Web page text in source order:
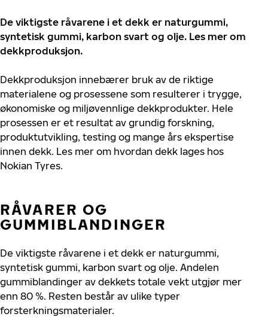
De viktigste råvarene i et dekk er naturgummi,
syntetisk gummi, karbon svart og olje. Les mer om
dekkproduksjon.
Dekkproduksjon innebærer bruk av de riktige
materialene og prosessene som resulterer i trygge,
økonomiske og miljøvennlige dekkprodukter. Hele
prosessen er et resultat av grundig forskning,
produktutvikling, testing og mange års ekspertise
innen dekk. Les mer om hvordan dekk lages hos
Nokian Tyres.
RÅVARER OG
GUMMIBLANDINGER
De viktigste råvarene i et dekk er naturgummi,
syntetisk gummi, karbon svart og olje. Andelen
gummiblandinger av dekkets totale vekt utgjør mer
enn 80 %. Resten består av ulike typer
forsterkningsmaterialer.